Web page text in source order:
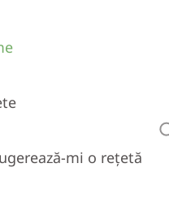
mi o rețetă